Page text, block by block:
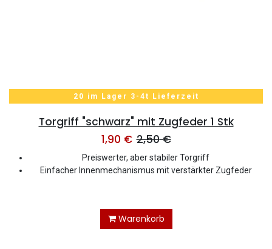
20 im Lager 3-4t Lieferzeit
Torgriff "schwarz" mit Zugfeder 1 Stk
1,90 € 2,50€
Preiswerter, aber stabiler Torgriff
Einfacher Innenmechanismus mit verstärkter Zugfeder
Warenkorb